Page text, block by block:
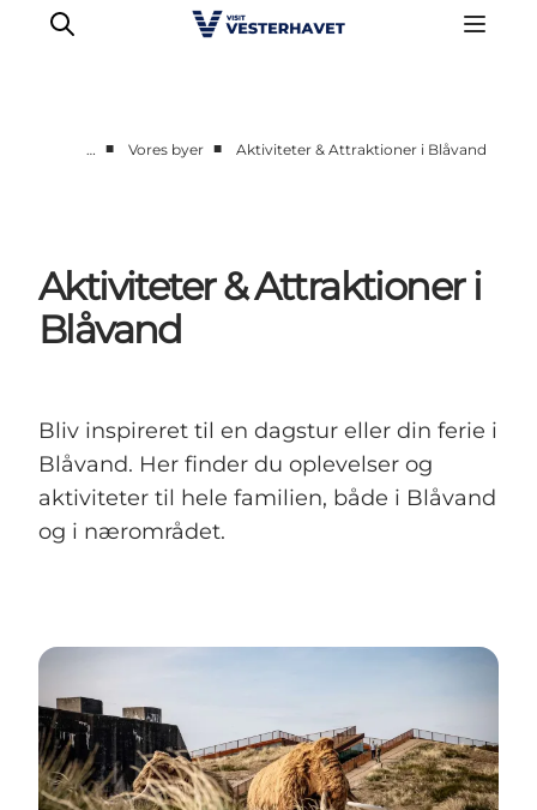
Vores Byer
Mad & Overnatning
Køb billet
… ■ Vores byer ■ Aktiviteter & Attraktioner i Blåvand
Aktiviteter & Attraktioner i
Blåvand
Bliv inspireret til en dagstur eller din ferie i
Blåvand. Her finder du oplevelser og
aktiviteter til hele familien, både i Blåvand
og i nærområdet.